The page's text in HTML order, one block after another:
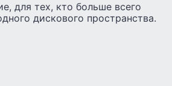
для тех, кто больше всего
дискового пространства.